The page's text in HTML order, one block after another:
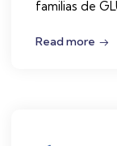
familias de
Read more